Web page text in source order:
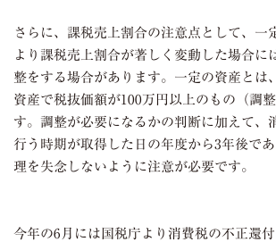
さらに、課税売上割合の注意点として、一
より課税売上割合が著しく変動した場合に
整をする場合があります。一定の資産とは
資産で税抜価額が100万円以上のもの（調
す。調整が必要になるかの判断に加えて、
行う時期が取得した日の年度から3年後で
理を失念しないように注意が必要です。
今年の6 月には国税庁より消費税の不正還